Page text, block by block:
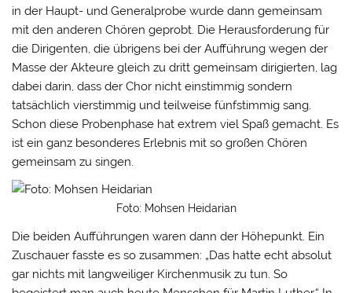
in der Haupt- und Generalprobe wurde dann gemeinsam
mit den anderen Chören geprobt. Die Herausforderung für
die Dirigenten, die übrigens bei der Aufführung wegen der
Masse der Akteure gleich zu dritt gemeinsam dirigierten, lag
dabei darin, dass der Chor nicht einstimmig sondern
tatsächlich vierstimmig und teilweise fünfstimmig sang.
Schon diese Probenphase hat extrem viel Spaß gemacht. Es
ist ein ganz besonderes Erlebnis mit so großen Chören
gemeinsam zu singen.
Foto: Mohsen Heidarian
Die beiden Aufführungen waren dann der Höhepunkt. Ein
Zuschauer fasste es so zusammen: „Das hatte echt absolut
gar nichts mit langweiliger Kirchenmusik zu tun. So